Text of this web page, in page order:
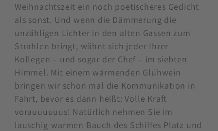
Weihnachtszeit ein noch poetischeres Gedicht
als sonst. Und wenn die Dämmerung die
unzähligen Lichter in den alten Gassen zum
Strahlen bringt, wähnt sich jeder Ihrer
Kollegen – und sogar der Chef – im siebten
Himmel. Mit einem wärmenden Glühwein
bringen wir schon mal die Kommunikation in
Fahrt, bevor es dann heißt: Volle Kraft
vorauuuuuus! Natürlich nehmen Sie im
lauschig-warmen Bauch des Schiffes Platz und